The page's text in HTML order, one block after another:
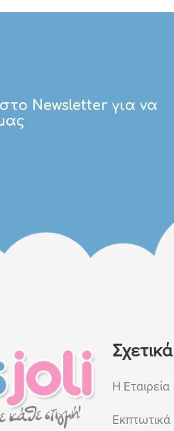
Newsletter για να
Η Εταιρεία
Εκπτωτικά